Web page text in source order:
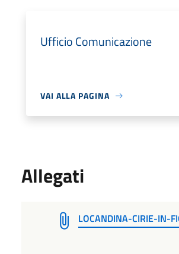
Ufficio Comunicazione
VAI ALLA PAGINA
Allegati
LOCANDINA-CIRIE-IN-